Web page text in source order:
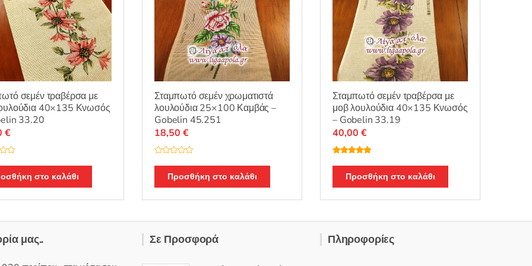
σεμέν τραβέρσα με
40×135 Κνωσός
33.20
€
στο καλάθι
Σταμπωτό σεμέν χρωματιστά
λουλούδια 25×100 Καμβάς –
Gobelin 45.251
α
ο
ο
θ
κ
ε
18,50 €
Προσθήκη στο καλάθι
Σταμπωτό σεμέν τραβέρσα με
μοβ λουλούδια 40×135 Κνωσός
– Gobelin 33.19
θηκε με5.00
από 5
40,00 €
Προσθήκη στο καλάθι
μας.. Σε Προσφορά Πληροφορίες